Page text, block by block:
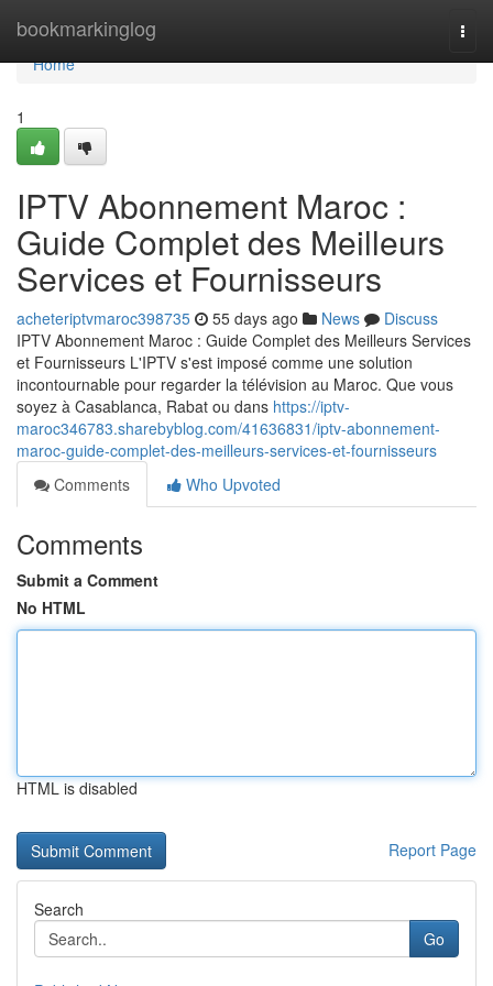
bookmarkinglog
Home
Home
1
IPTV Abonnement Maroc :
Guide Complet des Meilleurs
Services et Fournisseurs
acheteriptvmaroc398735 55 days ago News
Discuss
IPTV Abonnement Maroc : Guide Complet des Meilleurs Services
et Fournisseurs L'IPTV s'est imposé comme une solution
incontournable pour regarder la télévision au Maroc. Que vous
soyez à Casablanca, Rabat ou dans https://iptv-
maroc346783.sharebyblog.com/41636831/iptv-abonnement-
maroc-guide-complet-des-meilleurs-services-et-fournisseurs
Comments
Who Upvoted
Comments
Submit a Comment
No HTML
HTML is disabled
Report Page
Search
Go